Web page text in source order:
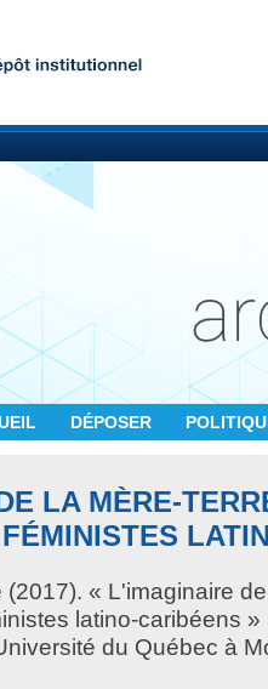
DÉPOSER
LA MÈRE-
(2017). « L'imaginaire
latino-caribéens
du Québec à